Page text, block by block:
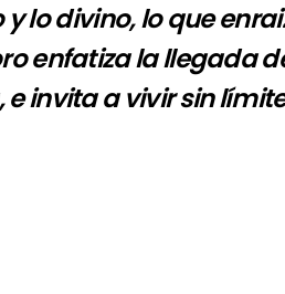
lo divino, lo que
enfatiza la llegada
e invita a vivir sin